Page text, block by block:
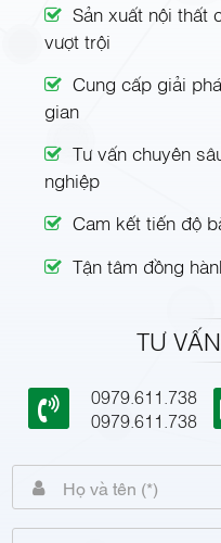
Sản xuất nội thất
vượt trội
Cung cấp giải
gian
Tư vấn chuyên
nghiệp
Cam kết tiến độ
Tận tâm đồng
TƯ
0979.611.738
0979.611.738